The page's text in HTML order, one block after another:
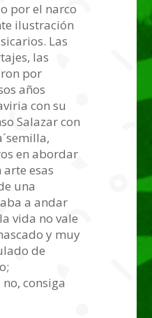
por el narco
ilustración
Las
las
por
años
con su
Salazar con
en abordar
esas
una
a andar
vida no vale
y muy
de
consiga